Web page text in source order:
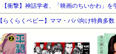
【衝撃】神話学者、「映画のちいかわ」
【らくらくベビー】ママ・パパ向け特典多